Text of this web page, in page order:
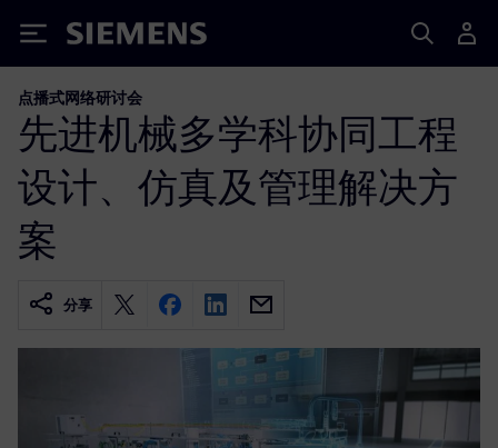
Siemens
点播式网络研讨会
先进机械多学科协同工程
设计、仿真及管理解决方
案
分享